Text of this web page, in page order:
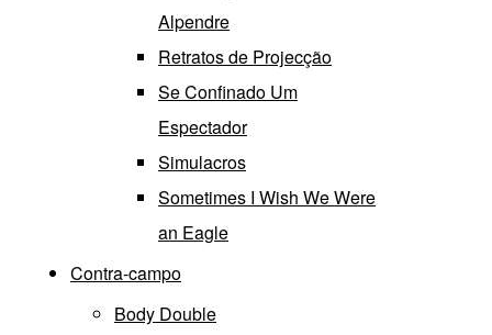
Alpendre
Retratos de Projecção
Se Confinado Um
Espectador
Simulacros
Sometimes I Wish We Were
an Eagle
Contra-campo
Body Double